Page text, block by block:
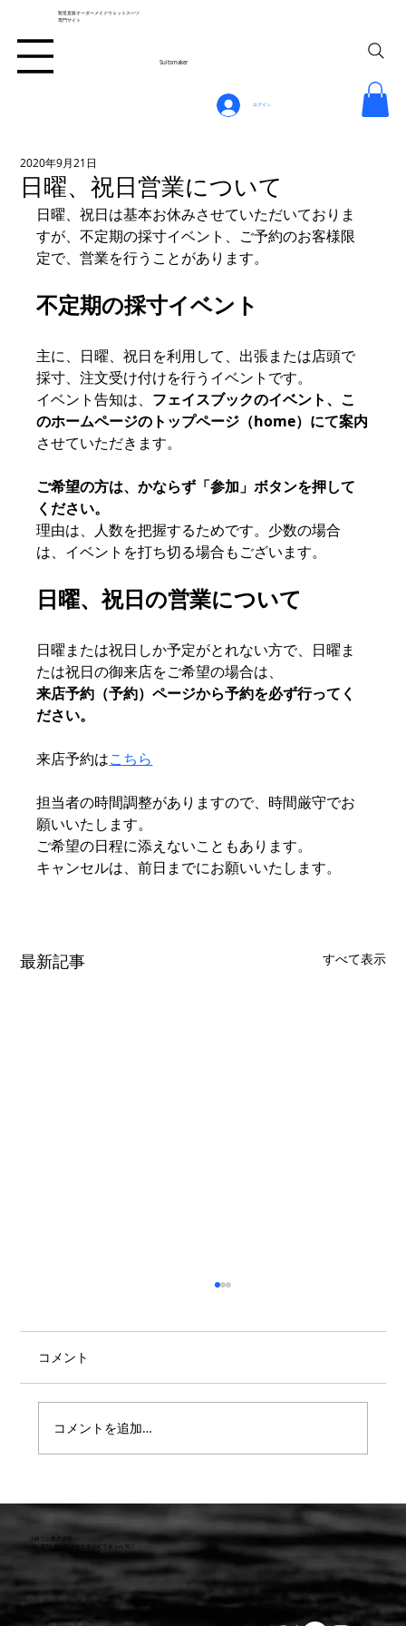
Suitsmaker
製造直販オーダーメイドウェットスーツ
専門サイト
ログイン
日曜、祝日営業について
2020年9月21日
日曜、祝日は基本お休みさせていただいておりま
すが、不定期の採寸イベント、ご予約のお客様限
定で、営業を行うことがあります。
不定期の採寸イベント
主に、日曜、祝日を利用して、出張または店頭で
採寸、注文受け付けを行うイベントです。
イベント告知は、 フェイスブックのイベント、こ
のホームページのトップページ（home）にて案内
させていただきます。
ご希望の方は、かならず「参加」ボタンを押して
ください。
理由は、人数を把握するためです。少数の場合
は、イベントを打ち切る場合もございます。
日曜、祝日の営業について
日曜または祝日しか予定がとれない方で、日曜ま
たは祝日の御来店をご希望の場合は、
来店予約（予約）ページから予約を必ず行ってく
ださい。
来店予約はこちら
担当者の時間調整がありますので、時間厳守でお
願いいたします。
ご希望の日程に添えないこともあります。
キャンセルは、前日までにお願いいたします。
最新記事 すべて表示
らせ
コメント
コメントを追加…
小林ゴム株式会社
441-8016 愛知県豊橋市新栄町字東小向76-1